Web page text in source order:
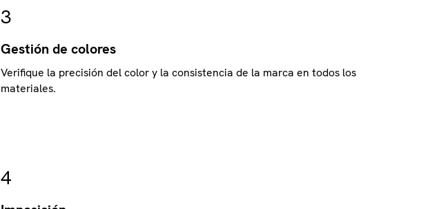
3
Gestión de colores
Verifique la precisión del color y la consistencia de la marca en todos los
materiales.
4